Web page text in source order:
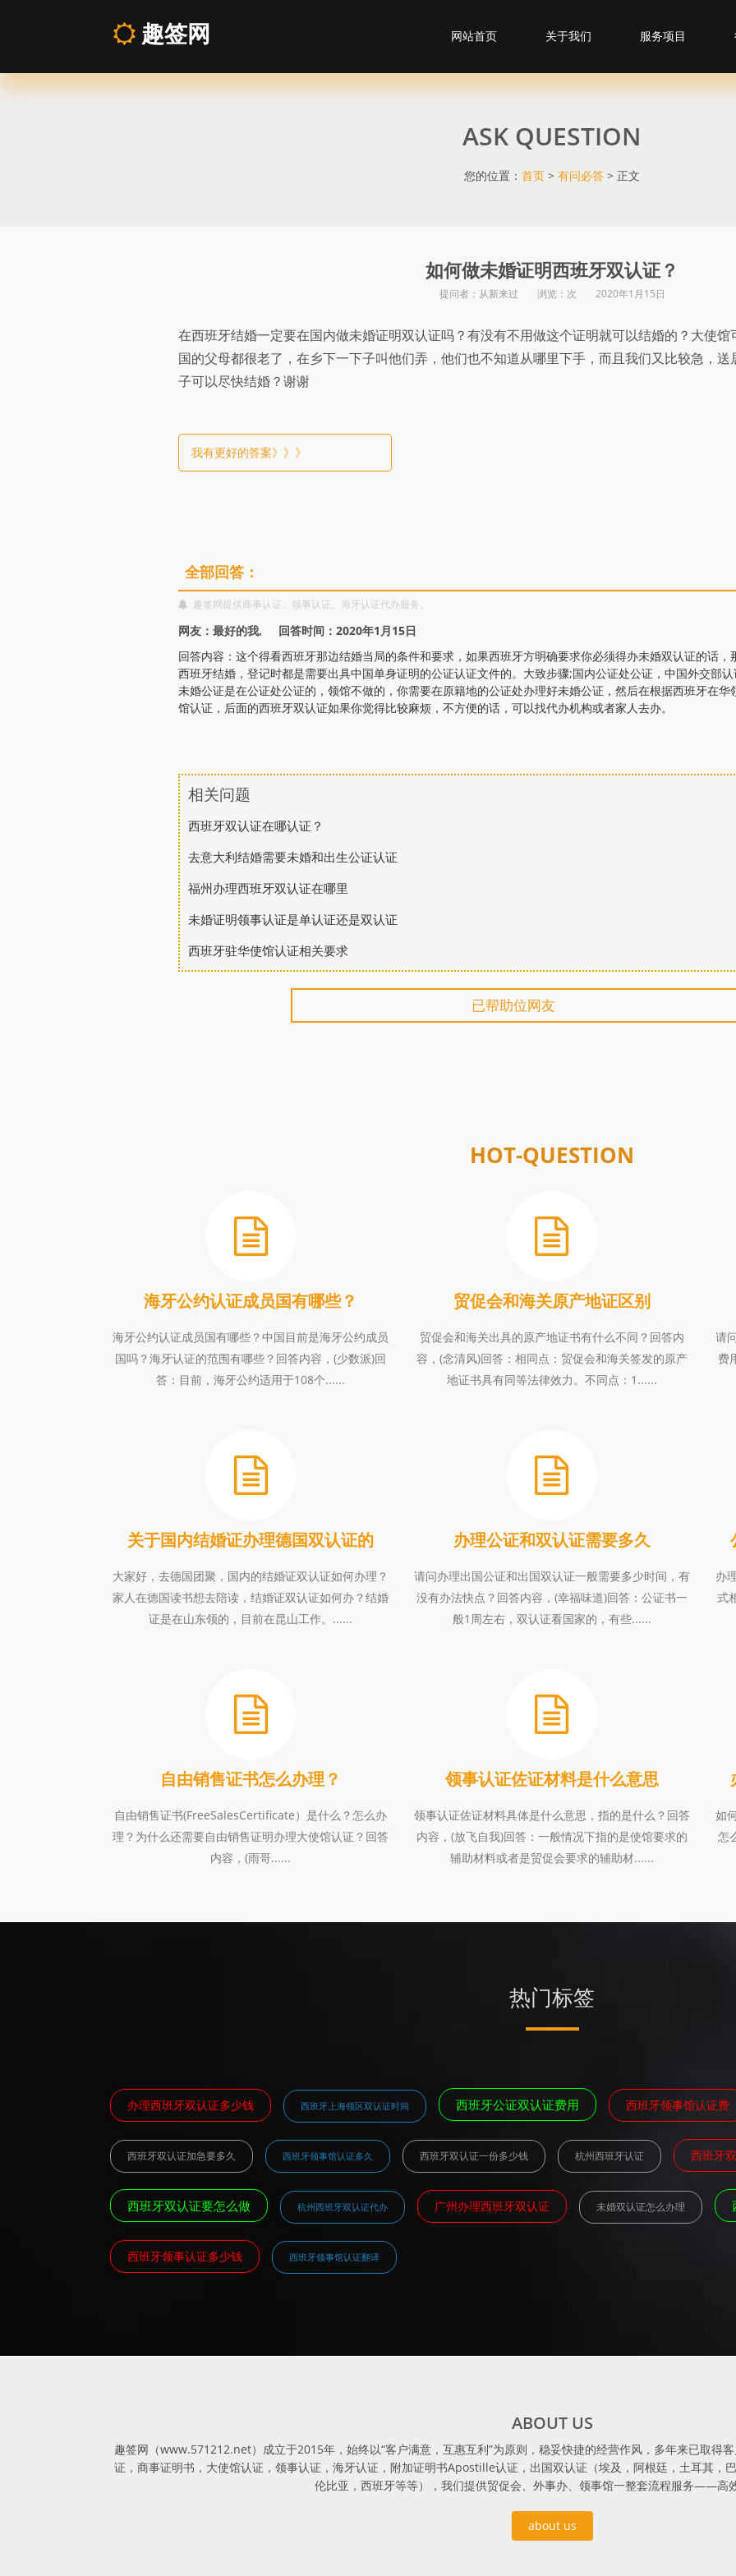
如
趣签网 网站首页 关于我们 服务项目
ASK QUESTION
您的位置： 首页 > 有问必答 > 正文
如何做未婚证明西班牙双认证？
提问者：从新来过 浏览： 次 2020年1月15日
在西班牙结婚一定要在国内做未婚证明双认证吗？有没有不用做这个证明就可以结婚的？大使
国的父母都很老了，在乡下一下子叫他们弄，他们也不知道从哪里下手，而且我们又比较急，
子可以尽快结婚？谢谢
我有更好的答案》》》
全部回答：
趣签网提供商事认证、领事认证、海牙认证代办服务。
网友：最好的我, 回答时间：2020年1月15日
回答内容：这个得看西班牙那边结婚当局的条件和要求，如果西班牙方明确要求你必须得办未婚双认证的话
西班牙结婚，登记时都是需要出具中国单身证明的公证认证文件的。大致步骤;国内公证处公证，中国外交部
未婚公证是在公证处公证的，领馆不做的，你需要在原籍地的公证处办理好未婚公证，然后在根据西班牙在
馆认证，后面的西班牙双认证如果你觉得比较麻烦，不方便的话，可以找代办机构或者家人去办。
相关问题
西班牙双认证在哪认证？
去意大利结婚需要未婚和出生公证认证
福州办理西班牙双认证在哪里
未婚证明领事认证是单认证还是双认证
西班牙驻华使馆认证相关要求
已帮助位网友
HOT-QUESTION
海牙公约认证成员国有哪些？
海牙公约认证成员国有哪些？中国目前是海牙公约成员
国吗？海牙认证的范围有哪些？回答内容，(少数派)回
答：目前，海牙公约适用于108个......
贸促会和海关原产地证区别
贸促会和海关出具的原产地证书有什么不同？回答内
容，(念清风)回答：相同点：贸促会和海关签发的原产
地证书具有同等法律效力。不同点：1......
请
费
关于国内结婚证办理德国双认证的
大家好，去德国团聚，国内的结婚证双认证如何办理？
家人在德国读书想去陪读，结婚证双认证如何办？结婚
证是在山东领的，目前在昆山工作。......
办理公证和双认证需要多久
请问办理出国公证和出国双认证一般需要多少时间，有
没有办法快点？回答内容，(幸福味道)回答：公证书一
般1周左右，双认证看国家的，有些......
办
式
自由销售证书怎么办理？
自由销售证书(FreeSalesCertificate）是什么？怎么办
理？为什么还需要自由销售证明办理大使馆认证？回答
内容，(雨哥......
领事认证佐证材料是什么意思
领事认证佐证材料具体是什么意思，指的是什么？回答
内容，(放飞自我)回答：一般情况下指的是使馆要求的
辅助材料或者是贸促会要求的辅助材......
如
怎
热门标签
办理西班牙双认证多少钱 西班牙上海领区双认证时间 西班牙公证双认证费用 西班牙领事馆认证费
西班牙双认证加急要多久 西班牙领事馆认证多久 西班牙双认证一份多少钱 杭州西班牙认证 西班牙
西班牙双认证要怎么做 杭州西班牙双认证代办 广州办理西班牙双认证 未婚双认证怎么办理
西班牙领事认证多少钱 西班牙领事馆认证翻译
ABOUT US
趣签网（www.571212.net）成立于2015年，始终以“客户满意，互惠互利”为原则，稳妥快捷的经营作风，多年来已取得
证，商事证明书，大使馆认证，领事认证，海牙认证，附加证明书Apostille认证，出国双认证（埃及，阿根廷，土耳其，
伦比亚，西班牙等等），我们提供贸促会、外事办、领事馆一整套流程服务——高
about us